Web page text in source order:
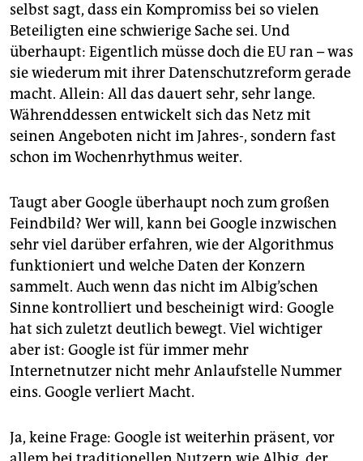
selbst sagt, dass ein Kompromiss bei so vielen
Beteiligten eine schwierige Sache sei. Und
überhaupt: Eigentlich müsse doch die EU ran – was
sie wiederum mit ihrer Datenschutzreform gerade
macht. Allein: All das dauert sehr, sehr lange.
Währenddessen entwickelt sich das Netz mit
seinen Angeboten nicht im Jahres-, sondern fast
schon im Wochenrhythmus weiter.
Taugt aber Google überhaupt noch zum großen
Feindbild? Wer will, kann bei Google inzwischen
sehr viel darüber erfahren, wie der Algorithmus
funktioniert und welche Daten der Konzern
sammelt. Auch wenn das nicht im Albig’schen
Sinne kontrolliert und bescheinigt wird: Google
hat sich zuletzt deutlich bewegt. Viel wichtiger
aber ist: Google ist für immer mehr
Internetnutzer nicht mehr Anlaufstelle Nummer
eins. Google verliert Macht.
Ja, keine Frage: Google ist weiterhin präsent, vor